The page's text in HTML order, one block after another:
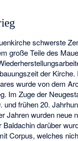
schwerste
große Teile des
der
wurde von dem
Im Zuge der
frühen 20.
Jahren wurden neue
darüber
Corpus, welches